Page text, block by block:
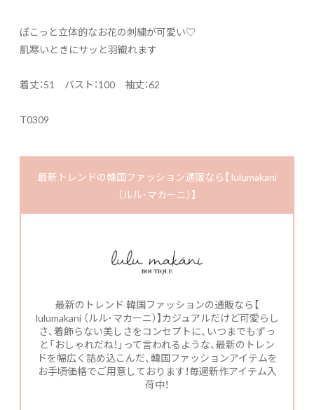
ぽこっと立体的なお花の刺繍が可愛い♡
肌寒いときにサッと羽織れます
着丈：51 バスト：100 袖丈：62
T0309
最新トレンドの韓国ファッション通販なら【 lulumakani
（ルル･マカーニ）】
最新のトレンド 韓国ファッションの通販なら【
lulumakani （ルル･マカーニ）】カジュアルだけど可愛らし
さ、着飾らない美しさをコンセプトに、いつまでもずっ
と「おしゃれだね！」って言われるような、最新のトレン
ドを幅広く詰め込こんだ、韓国ファッションアイテムを
お手頃価格でご用意しております！毎週新作アイテム入
荷中！